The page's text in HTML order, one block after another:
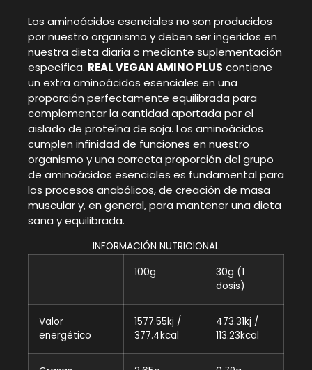
Los aminoácidos esenciales no son producidos
por nuestro organismo y deben ser ingeridos en
nuestra dieta diaria o mediante suplementación
específica. REAL VEGAN AMINO PLUS contiene
un extra aminoácidos esenciales en una
proporción perfectamente equilibrada para
complementar la cantidad aportada por el
aislado de proteína de soja. Los aminoácidos
cumplen infinidad de funciones en nuestro
organismo y una correcta proporción del grupo
de aminoácidos esenciales es fundamental para
los procesos anabólicos, de creación de masa
muscular y, en general, para mantener una dieta
sana y equilibrada.
INFORMACIÓN NUTRICIONAL
100g
30g (1
dosis)
Valor
energético
1577.55kj /
377.4kcal
473.31kj /
113.23kcal